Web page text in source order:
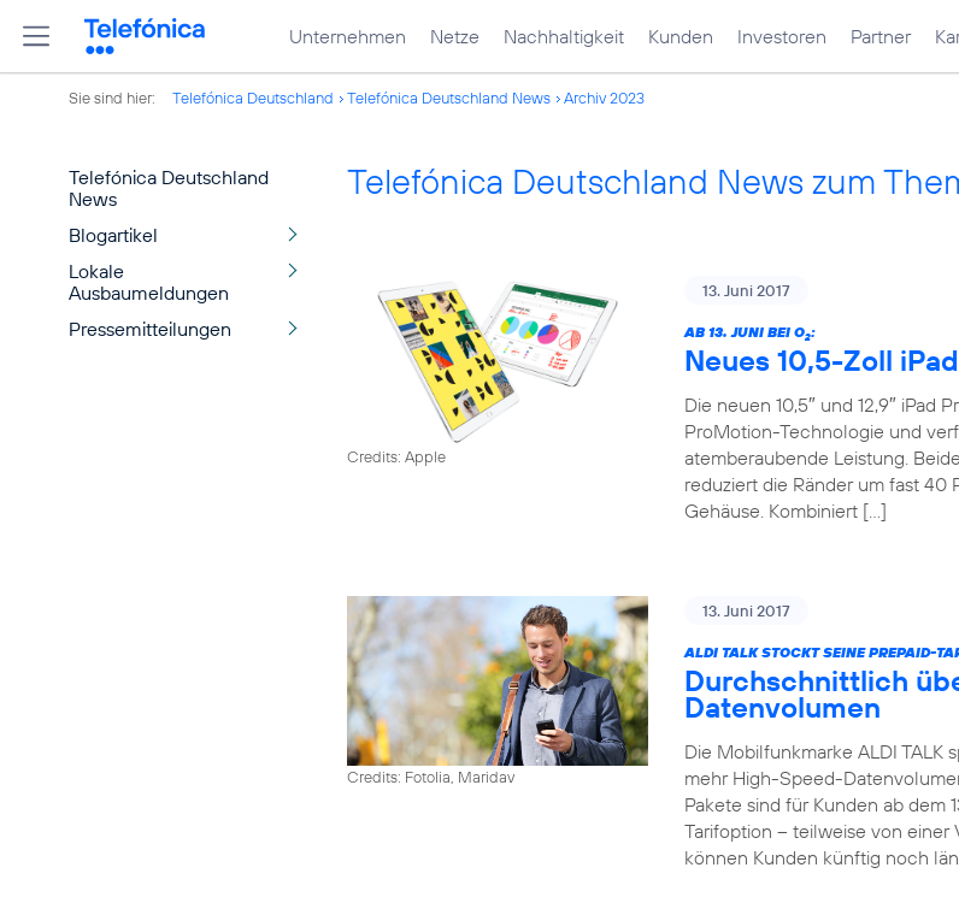
Unternehmen Netze Nachhaltigkeit Kunden Investoren Partner
Sie sind hier: Telefónica Deutschland Telefónica Deutschland News Archiv 2023
Telefónica Deutschland
News
Blogartikel
Lokale
Ausbaumeldungen
Pressemitteilungen
Telefónica Deutschland News zum
Credits: Apple
13. Juni 2017
AB 13. JUNI BEI O2:
Neues 10,5-Zoll
Die neuen 10,5″ und 12,9″
ProMotion-Technologie und
atemberaubende Leistung.
reduziert die Ränder um fast 40
Gehäuse. Kombiniert […]
Credits: Fotolia, Maridav
13. Juni 2017
ALDI TALK STOCKT SEINE PREPAID-
Durchschnittlich
Datenvolumen
Die Mobilfunkmarke ALDI
mehr High-Speed-
Pakete sind für Kunden ab dem
Tarifoption – teilweise von
können Kunden künftig noch